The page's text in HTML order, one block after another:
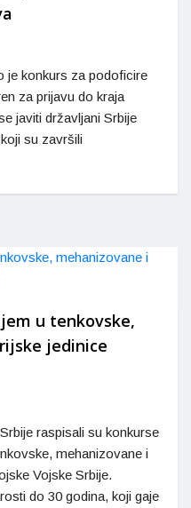
je konkurs za podoficire
za prijavu do kraja
javiti državljani Srbije
su završili
u tenkovske,
jedinice
raspisali su konkurse
mehanizovane i
Vojske Srbije.
do 30 godina, koji gaje